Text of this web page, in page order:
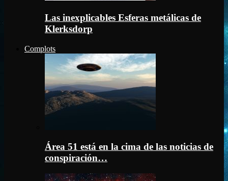
Las inexplicables Esferas metálicas de
Klerksdorp
Complots
Área 51 está en la cima de las noticias de
conspiración…